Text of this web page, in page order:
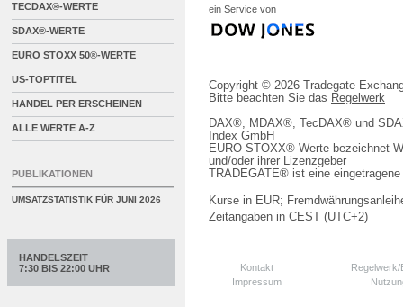
ein Service von
Copyright © 2026 Tradegate
Bitte beachten Sie das Regelwerk
DAX®, MDAX®, TecDAX® und
Index GmbH
EURO STOXX®-Werte bezeichnet
und/oder ihrer Lizenzgeber
TRADEGATE® ist eine
Kurse in EUR;
Zeitangaben in CEST (UTC+2)
Kontakt
Impressum
TECDAX®-WERTE
SDAX®-WERTE
EURO STOXX 50®-WERTE
US-TOPTITEL
HANDEL PER ERSCHEINEN
ALLE WERTE A-Z
PUBLIKATIONEN
UMSATZSTATISTIK FÜR JUNI 2026
HANDELSZEIT
7:30 BIS 22:00 UHR